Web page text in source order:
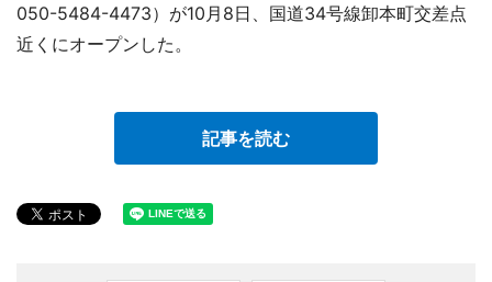
050-5484-4473）が10月8日、国道34号線卸本町交差点
近くにオープンした。
記事を読む